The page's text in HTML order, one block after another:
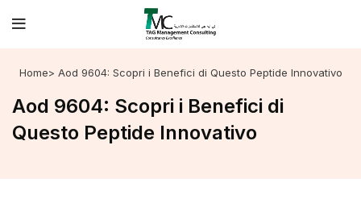
Home> Aod 9604: Scopri i Benefici di Questo Peptide Innovativo
Aod 9604: Scopri i Benefici di
Questo Peptide Innovativo